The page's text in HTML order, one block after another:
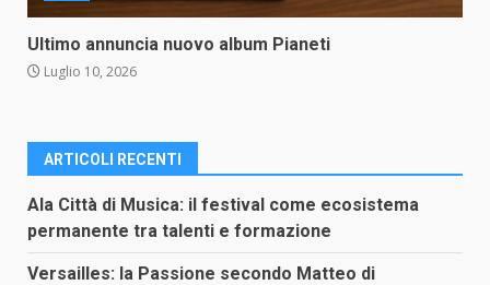
Ultimo annuncia nuovo album Pianeti
Luglio 10, 2026
ARTICOLI RECENTI
Ala Città di Musica: il festival come ecosistema
permanente tra talenti e formazione
Versailles: la Passione secondo Matteo di